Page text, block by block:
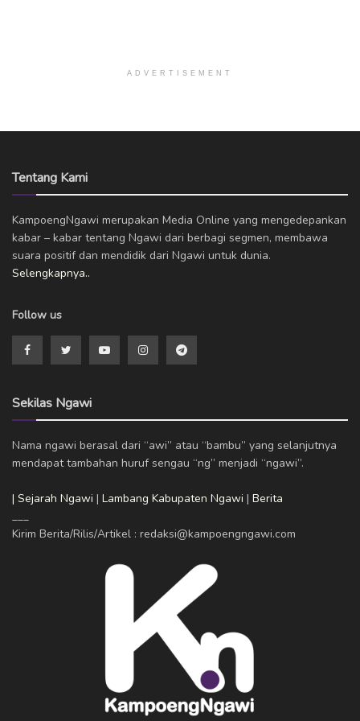
ADVERTISEMENT
Tentang Kami
KampoengNgawi merupakan Media Online yang mengedepankan
kabar – kabar tentang Ngawi dari berbagi segmen, membawa
suara positif dan mendidik dari Ngawi untuk dunia.
Selengkapnya..
Follow us
Sekilas Ngawi
Nama ngawi berasal dari “awi” atau “bambu” yang selanjutnya
mendapat tambahan huruf sengau “ng” menjadi “ngawi”.
| Sejarah Ngawi | Lambang Kabupaten Ngawi | Berita
Kirim Berita/Rilis/Artikel : redaksi@kampoengngawi.com